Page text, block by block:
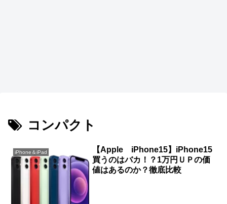
コンパクト
iPhone＆iPad
【Apple iPhone15】iPhone15
買うのはバカ！？1万円ＵＰの価
値はあるのか？徹底比較